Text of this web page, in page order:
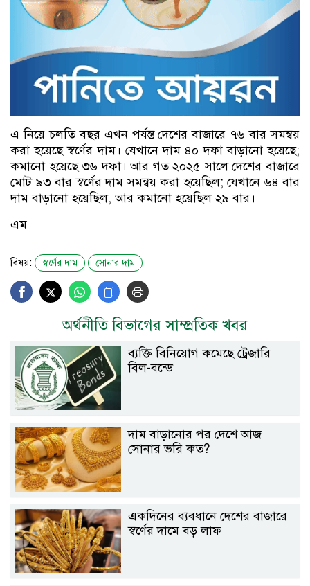
এ নিয়ে চলতি বছর এখন পর্যন্ত দেশের বাজারে ৭৬ বার সমন্বয়
করা হয়েছে স্বর্ণের দাম। যেখানে দাম ৪০ দফা বাড়ানো হয়েছে;
কমানো হয়েছে ৩৬ দফা। আর গত ২০২৫ সালে দেশের বাজারে
মোট ৯৩ বার স্বর্ণের দাম সমন্বয় করা হয়েছিল; যেখানে ৬৪ বার
দাম বাড়ানো হয়েছিল, আর কমানো হয়েছিল ২৯ বার।
এম
বিষয়: স্বর্ণের দাম সোনার দাম
অর্থনীতি বিভাগের সাম্প্রতিক খবর
ব্যক্তি বিনিয়োগ কমেছে ট্রেজারি
বিল-বন্ডে
দাম বাড়ানোর পর দেশে আজ
সোনার ভরি কত?
একদিনের ব্যবধানে দেশের বাজারে
স্বর্ণের দামে বড় লাফ